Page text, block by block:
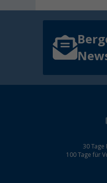
30 Tage
100 Tage für